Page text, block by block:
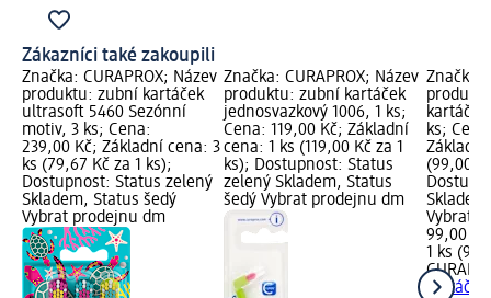
Zákazníci také zakoupili
Značka: CURAPROX; Název
produktu: zubní kartáček
ultrasoft 5460 Sezónní
motiv, 3 ks; Cena:
239,00 Kč; Základní cena: 3
ks (79,67 Kč za 1 ks);
Dostupnost: Status zelený
Skladem, Status šedý
Vybrat prodejnu dm
Značka: CURAPROX; Název
produktu: zubní kartáček
jednosvazkový 1006, 1 ks;
Cena: 119,00 Kč; Základní
cena: 1 ks (119,00 Kč za 1
ks); Dostupnost: Status
zelený Skladem, Status
šedý Vybrat prodejnu dm
Značka:
ks;
Základní
(99,00
Vybrat
99,00 Kč
1 ks